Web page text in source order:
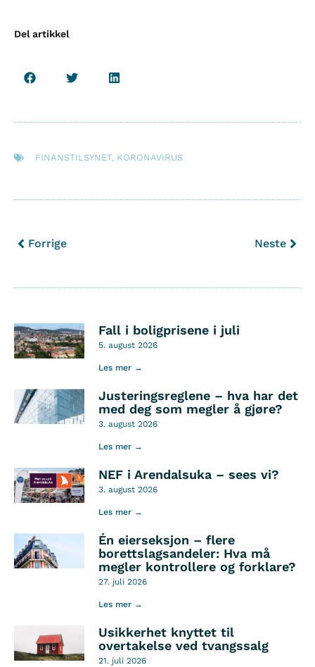
Del artikkel
FINANSTILSYNET, KORONAVIRUS
Forrige Neste
Fall i boligprisene i juli
5. august 2026
Les mer →
Justeringsreglene – hva har det
med deg som megler å gjøre?
3. august 2026
Les mer →
NEF i Arendalsuka – sees vi?
3. august 2026
Les mer →
Én eierseksjon – flere
borettslagsandeler: Hva må
megler kontrollere og forklare?
27. juli 2026
Les mer →
Usikkerhet knyttet til
overtakelse ved tvangssalg
21. juli 2026